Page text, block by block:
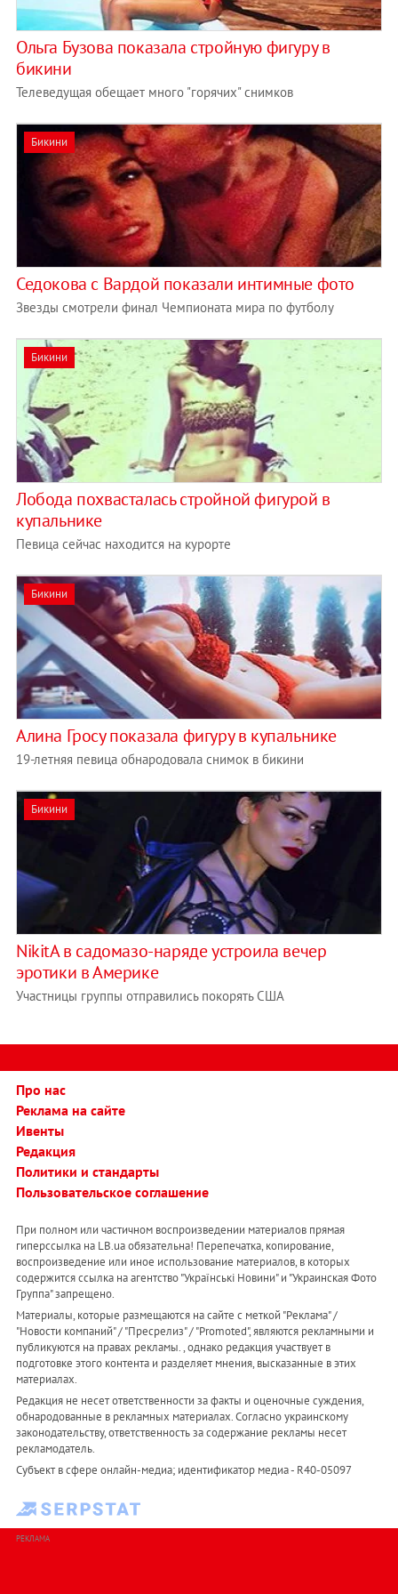
Ольга Бузова показала стройную фигуру в
бикини
Телеведущая обещает много "горячих" снимков
Бикини
Седокова с Вардой показали интимные фото
Звезды смотрели финал Чемпионата мира по футболу
Бикини
Лобода похвасталась стройной фигурой в
купальнике
Певица сейчас находится на курорте
Бикини
Алина Гросу показала фигуру в купальнике
19-летняя певица обнародовала снимок в бикини
Бикини
NikitА в садомазо-наряде устроила вечер
эротики в Америке
Участницы группы отправились покорять США
Про нас
Реклама на сайте
Ивенты
Редакция
Политики и стандарты
Пользовательское соглашение
При полном или частичном воспроизведении материалов прямая
гиперссылка на LB.ua обязательна! Перепечатка, копирование,
воспроизведение или иное использование материалов, в которых
содержится ссылка на агентство "Українськi Новини" и "Украинская Фото
Группа" запрещено.
Материалы, которые размещаются на сайте с меткой "Реклама" /
"Новости компаний" / "Пресрелиз" / "Promoted", являются рекламными и
публикуются на правах рекламы. , однако редакция участвует в
подготовке этого контента и разделяет мнения, высказанные в этих
материалах.
Редакция не несет ответственности за факты и оценочные суждения,
обнародованные в рекламных материалах. Согласно украинскому
законодательству, ответственность за содержание рекламы несет
рекламодатель.
Субъект в сфере онлайн-медиа; идентификатор медиа - R40-05097
РЕКЛАМА